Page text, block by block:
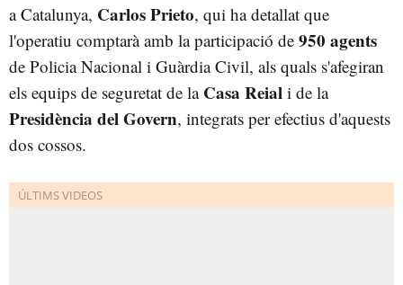
a Catalunya, Carlos Prieto, qui ha detallat que
l'operatiu comptarà amb la participació de 950 agents
de Policia Nacional i Guàrdia Civil, als quals s'afegiran
els equips de seguretat de la Casa Reial i de la
Presidència del Govern, integrats per efectius d'aquests
dos cossos.